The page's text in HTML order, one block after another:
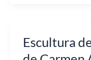
María
Escultura